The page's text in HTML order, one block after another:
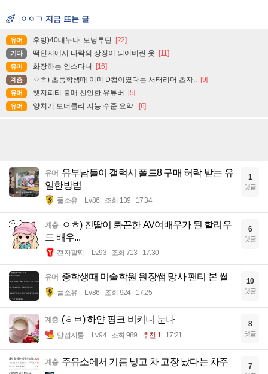
ㅇㅇㄱ 지금 뜨는 글
유머 후방)40대누나. 모닝루틴 [22]
기타 떡인지에서 타락의 상징이 되어버린 옷 [11]
유머 화장하는 인스타녀 [16]
계층 ㅇㅎ) 초등학생때 이미 D컵이였다는 서터리머 츠자.. [9]
유머 챗지피티 불매 선언한 유튜버 [5]
유머 양치기 보더콜리 지능 수준 요약. [6]
유머 유부남들이 갤럭시 폴드8 구매 허락 받는 유
일한방법
풀소유 Lv.86 조회 139 17:34
1
댓글
계층
ㅇㅎ) 친딸이 롸끈한 AV여배우가 된 할리우
드 배우...
전자팔찌 Lv.93 조회 713 17:30
6
댓글
유머 중학생때 미술학원 원장쌤 망사 팬티 본 썰
풀소유 Lv.86 조회 924 17:25
10
댓글
계층 (ㅎㅂ) 하얀 핑크 비키니 눈나
달섭지롱 Lv.94 조회 989 추천 1 17:21
8
댓글
계층 주유소에서 기름 넣고 차 고장 났다는 차주 7